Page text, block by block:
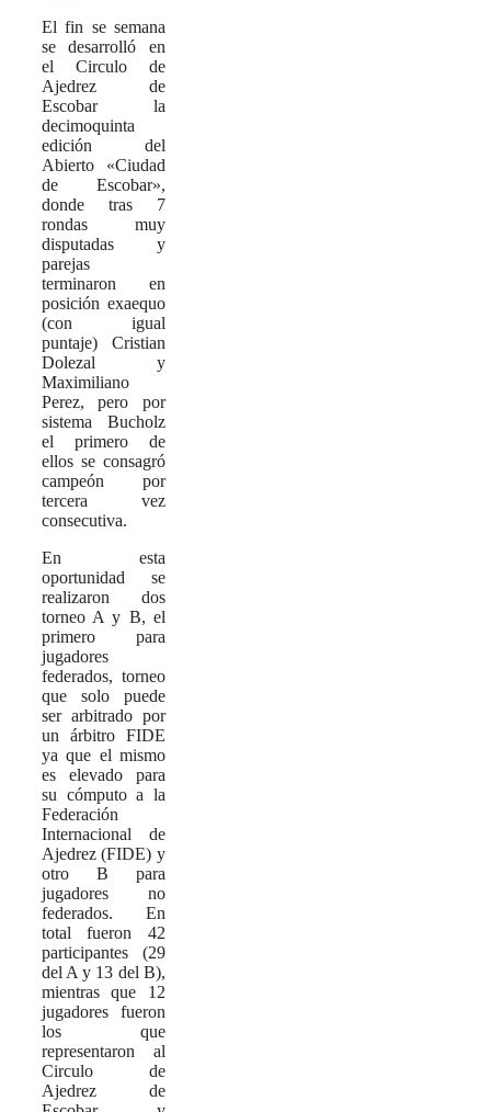
El fin se semana
se desarrolló en
el Circulo de
Ajedrez de
Escobar la
decimoquinta
edición del
Abierto «Ciudad
de Escobar»,
donde tras 7
rondas muy
disputadas y
parejas
terminaron en
posición exaequo
(con igual
puntaje) Cristian
Dolezal y
Maximiliano
Perez, pero por
sistema Bucholz
el primero de
ellos se consagró
campeón por
tercera vez
consecutiva.
En esta
oportunidad se
realizaron dos
torneo A y B, el
primero para
jugadores
federados, torneo
que solo puede
ser arbitrado por
un árbitro FIDE
ya que el mismo
es elevado para
su cómputo a la
Federación
Internacional de
Ajedrez (FIDE) y
otro B para
jugadores no
federados. En
total fueron 42
participantes (29
del A y 13 del B),
mientras que 12
jugadores fueron
los que
representaron al
Circulo de
Ajedrez de